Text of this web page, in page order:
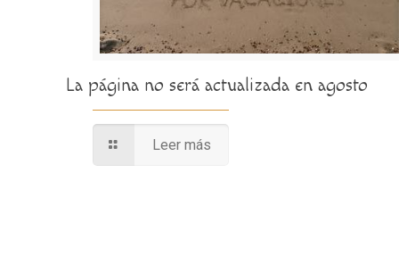
La página no será actualizada en agosto
Leer más